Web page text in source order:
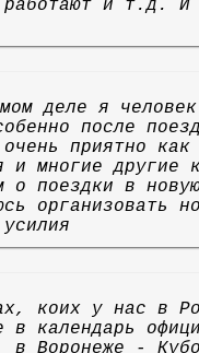
и т.д. И
деле я человек
после
приятно как
многие другие
о поездки в
организовать
коих у нас в
календарь
в Воронеже -